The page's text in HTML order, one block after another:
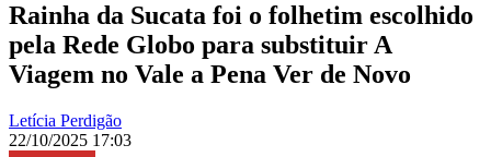
Rainha da Sucata foi o folhetim escolhido
pela Rede Globo para substituir A
Viagem no Vale a Pena Ver de Novo
Letícia Perdigão
22/10/2025 17:03